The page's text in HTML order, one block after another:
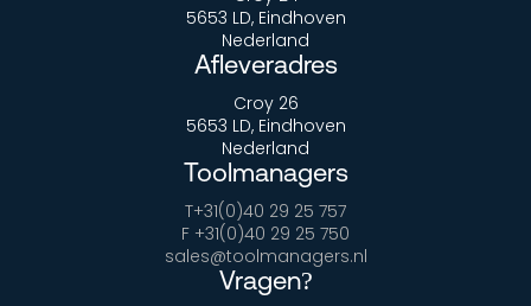
5653 LD, Eindhoven
Nederland
Afleveradres
Croy 26
5653 LD, Eindhoven
Nederland
Toolmanagers
T+31(0)40 29 25 757
F +31(0)40 29 25 750
sales@toolmanagers.nl
Vragen?